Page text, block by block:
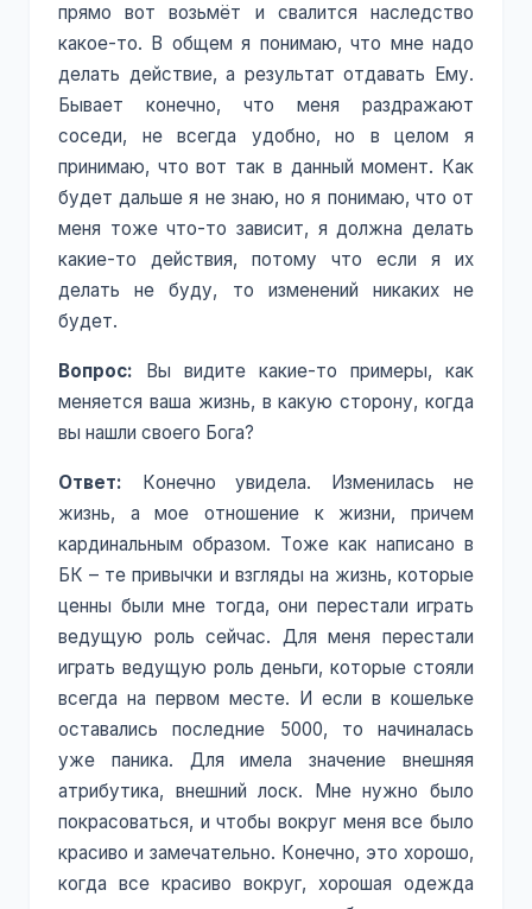
прямо вот возьмёт и свалится наследство
какое-то. В общем я понимаю, что мне надо
делать действие, а результат отдавать Ему.
Бывает конечно, что меня раздражают
соседи, не всегда удобно, но в целом я
принимаю, что вот так в данный момент. Как
будет дальше я не знаю, но я понимаю, что от
меня тоже что-то зависит, я должна делать
какие-то действия, потому что если я их
делать не буду, то изменений никаких не
будет.
Вопрос: Вы видите какие-то примеры, как
меняется ваша жизнь, в какую сторону, когда
вы нашли своего Бога?
Ответ: Конечно увидела. Изменилась не
жизнь, а мое отношение к жизни, причем
кардинальным образом. Тоже как написано в
БК – те привычки и взгляды на жизнь, которые
ценны были мне тогда, они перестали играть
ведущую роль сейчас. Для меня перестали
играть ведущую роль деньги, которые стояли
всегда на первом месте. И если в кошельке
оставались последние 5000, то начиналась
уже паника. Для имела значение внешняя
атрибутика, внешний лоск. Мне нужно было
покрасоваться, и чтобы вокруг меня все было
красиво и замечательно. Конечно, это хорошо,
когда все красиво вокруг, хорошая одежда